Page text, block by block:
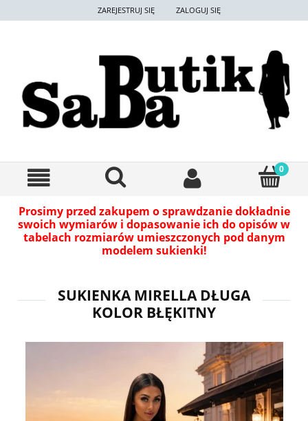
ZAREJESTRUJ SIĘ ZALOGUJ SIĘ
Prosimy przed zakupem o sprawdzanie dokładnie
swoich wymiarów i dopasowanie ich do opisów w
tabelach rozmiarów umieszczonych pod danym
modelem sukienki!
SUKIENKA MIRELLA DŁUGA
KOLOR BŁĘKITNY